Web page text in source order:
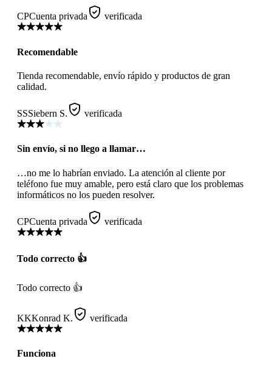
CPCuenta privada verificada
Recomendable
Tienda recomendable, envío rápido y productos de gran
calidad.
SSSiebern S. verificada
Sin envío, si no llego a llamar…
…no me lo habrían enviado. La atención al cliente por
teléfono fue muy amable, pero está claro que los problemas
informáticos no los pueden resolver.
CPCuenta privada verificada
Todo correcto 👍
Todo correcto 👍
KKKonrad K. verificada
Funciona